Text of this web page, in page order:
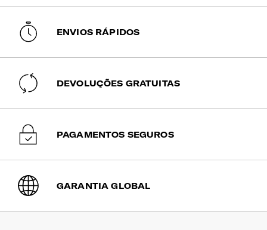
ENVIOS RÁPIDOS
DEVOLUÇÕES GRATUITAS
PAGAMENTOS SEGUROS
GARANTIA GLOBAL